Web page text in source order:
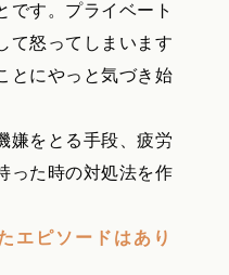
です。プライベート
て怒ってしまいます
とにやっと気づき始
嫌をとる手段、疲労
った時の対処法を作
エピソードはあり